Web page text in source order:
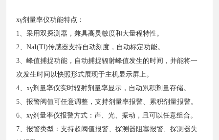
xγ剂量率仪功能特点：
1、采用双探测器，兼具高灵敏度和大量程特性。
2、NaI(Tl)传感器支持自动刻度，自动标定功能。
3、峰值捕捉功能，自动捕捉辐射峰值发生的时间，并能将一
次发生时间以快照形式展现于主机显示屏上。
4、xγ剂量率仪实时辐射剂量率显示，自动累积剂量存储。
5、报警阀值可任意调整，支持剂量率报警、累积剂量报警。
6、xγ剂量率仪报警方式：声、光、振动，且可以任意组合。
7、报警类型：支持超阈值报警、探测器阻塞报警、探测器失